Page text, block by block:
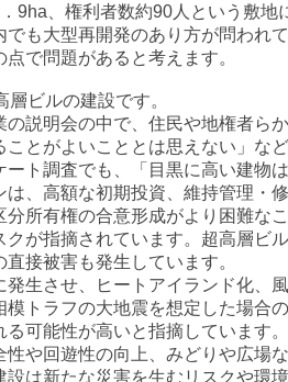
9ha、権利者数約90人という敷地
も大型再開発のあり方が問われ
で問題があると考えます。
ビルの建設です。
説明会の中で、住民や地権者ら
とがよいこととは思えない」な
ト調査でも、「目黒に高い建物
、高額な初期投資、維持管理・
所有権の合意形成がより困難な
が指摘されています。超高層ビ
接被害も発生しています。
生させ、ヒートアイランド化、
模トラフの大地震を想定した場合
可能性が高いと指摘しています。
や回遊性の向上、みどりや広場
設は新たな災害を生むリスクや環